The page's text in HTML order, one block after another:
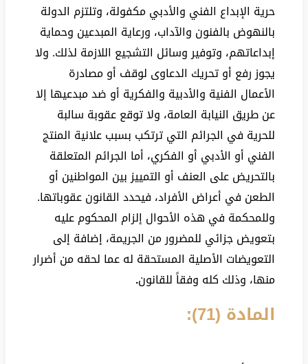
حرية الإبداع الفني والأدبي مكفولة، وتلتزم الدولة
بالنهوض بالفنون والآداب، ورعاية المبدعين وحماية
إبداعاتهم، وتوفير وسائل التشجيع اللازمة لذلك. ولا
يجوز رفع أو تحريك الدعاوى لوقف أو مصادرة
الأعمال الفنية والأدبية والفكرية أو ضد مبدعيها إلا
عن طريق النيابة العامة، ولا توقع عقوبة سالبة
للحرية في الجرائم التي ترتكب بسبب علانية المنتج
الفني أو الأدبي أو الفكري، أما الجرائم المتعلقة
بالتحريض على العنف أو التمييز بين المواطنين أو
الطعن في أعراض الأفراد، فيحدد القانون عقوباتها.
وللمحكمة في هذه الأحوال إلزام المحكوم عليه
بتعويض جزائي للمضرور من الجريمة، إضافة إلى
التعويضات الأصلية المستحقة له عما لحقه من أضرار
منها، وذلك كله وفقاً للقانون.
المادة (71):